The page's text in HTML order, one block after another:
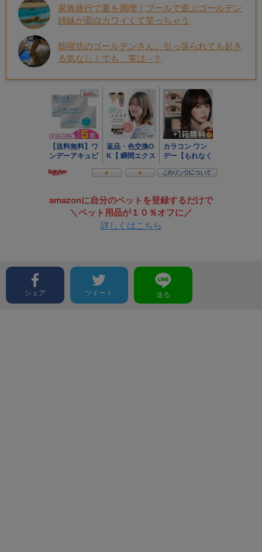
家族旅行で夏を満喫！プールで遊ぶゴールデン
姉妹が面白カワイくて笑っちゃう
朝寝坊のゴールデンさん。引っ張られても起き
る気なし！でも、実は···？
amazonに自分のペットを登録するだけで
＼ペット用品が１０％オフに／
詳しくはこちら
シェア ツイート 送る